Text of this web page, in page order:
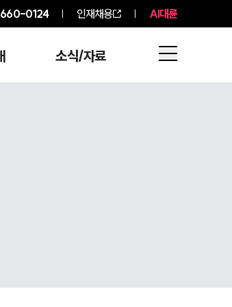
0124 인재채용 AI대륜
소식/자료